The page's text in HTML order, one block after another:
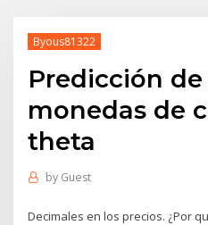
Byous81322
Predicción
monedas de
theta
by Guest
Decimales en los precios. ¿Por